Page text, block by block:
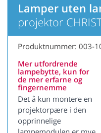
Lamper uten
projektor
Produktnummer: 003-
Mer utfordrende
lampebytte, kun for
de mer erfarne og
fingernemme
Det å kun montere en
projektorpære i den
opprinnelige